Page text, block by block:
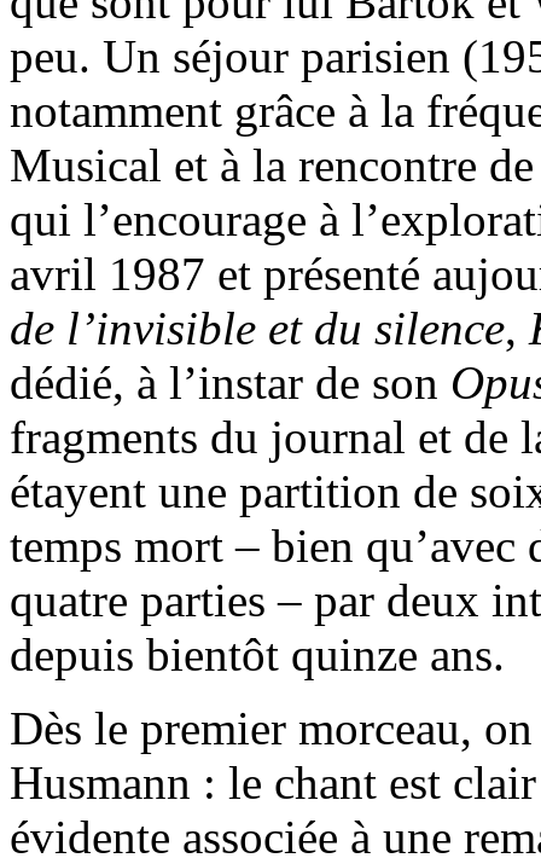
peu. Un séjour parisien
notamment grâce à la
Musical et à la rencontre
qui l’encourage à
avril 1987 et présenté
de l’invisible et du silence,
dédié, à l’instar de son
fragments du journal et de
étayent une partition de
temps mort – bien qu’avec
quatre parties – par deux
depuis bientôt quinze ans.
Dès le premier morceau,
Husmann : le chant est
évidente associée à une